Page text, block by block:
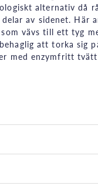
alternativ då
av sidenet. Här
vävs till ett tyg
att torka sig
med enzymfritt